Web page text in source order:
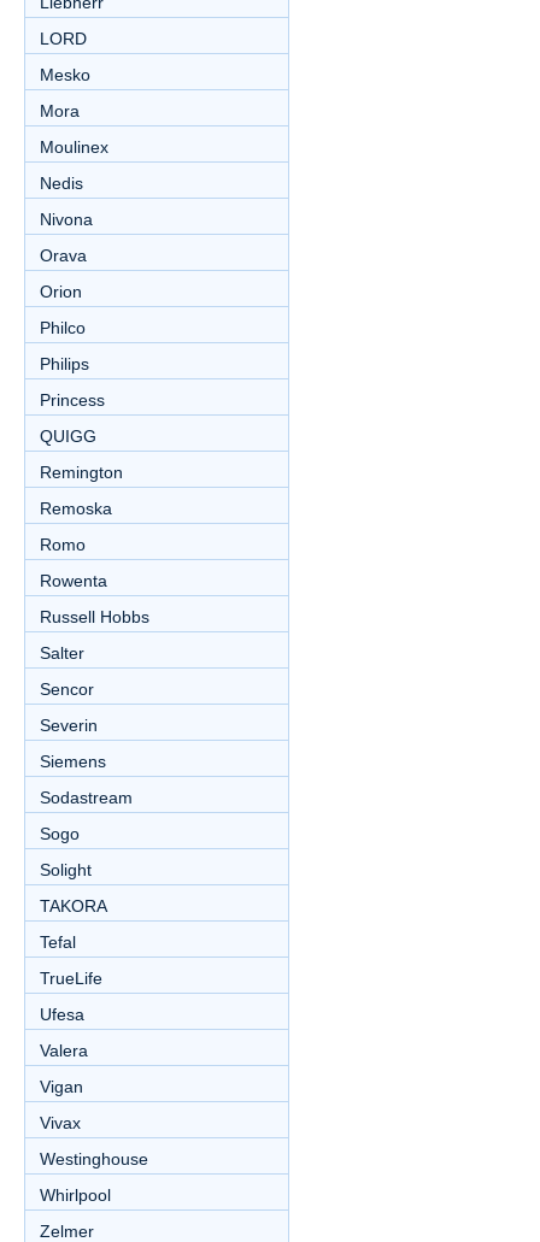
LORD
Mesko
Mora
Moulinex
Nedis
Nivona
Orava
Orion
Philco
Philips
Princess
QUIGG
Remington
Remoska
Romo
Rowenta
Russell Hobbs
Salter
Sencor
Severin
Siemens
Sodastream
Sogo
Solight
TAKORA
Tefal
TrueLife
Ufesa
Valera
Vigan
Vivax
Westinghouse
Whirlpool
Zelmer